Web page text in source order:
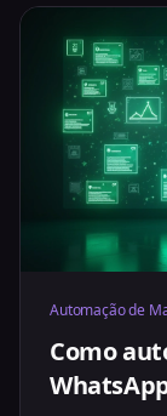
Automação de
Como